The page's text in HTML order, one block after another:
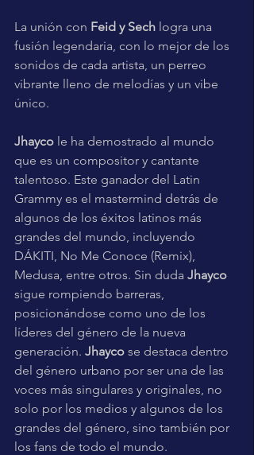
La unión con Feid y Sech logra una
fusión legendaria, con lo mejor de los
sonidos de cada artista, un perreo
vibrante lleno de melodías y un vibe
único.
Jhayco le ha demostrado al mundo
que es un compositor y cantante
talentoso. Este ganador del Latin
Grammy es el mastermind detrás de
algunos de los éxitos latinos más
grandes del mundo, incluyendo
DÁKITI, No Me Conoce (Remix),
Medusa, entre otros. Sin duda Jhayco
sigue rompiendo barreras,
posicionándose como uno de los
líderes del género de la nueva
generación. Jhayco se destaca dentro
del género urbano por ser una de las
voces más singulares y originales, no
solo por los medios y algunos de los
grandes ​​del género, sino también por
los fans de todo el mundo.